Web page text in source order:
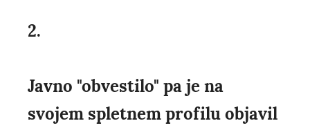
2.
Javno "obvestilo" pa je na
svojem spletnem profilu objavil